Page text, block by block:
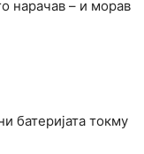
нарачав – и морав
батеријата токму